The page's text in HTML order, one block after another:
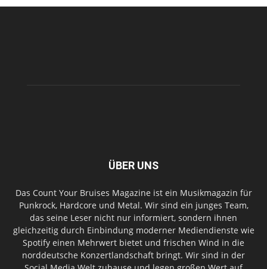
ÜBER UNS
Das Count Your Bruises Magazine ist ein Musikmagazin für
Punkrock, Hardcore und Metal. Wir sind ein junges Team,
das seine Leser nicht nur informiert, sondern ihnen
gleichzeitig durch Einbindung moderner Mediendienste wie
Spotify einen Mehrwert bietet und frischen Wind in die
norddeutsche Konzertlandschaft bringt. Wir sind in der